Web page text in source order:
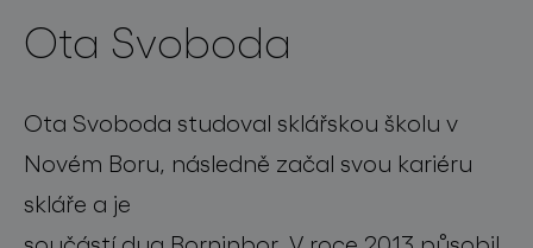
Ota Svoboda
Ota Svoboda studoval sklářskou školu v
Novém Boru, následně začal svou kariéru
skláře a je